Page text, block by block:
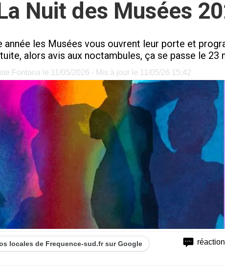
Nuit des Musées
année les Musées vous ouvrent leur porte et
alors avis aux noctambules, ça se passe le 23
Fontana le 11/05/2026 - Mis à jour le 11/05/26 15:42
locales de Frequence-sud.fr sur Google